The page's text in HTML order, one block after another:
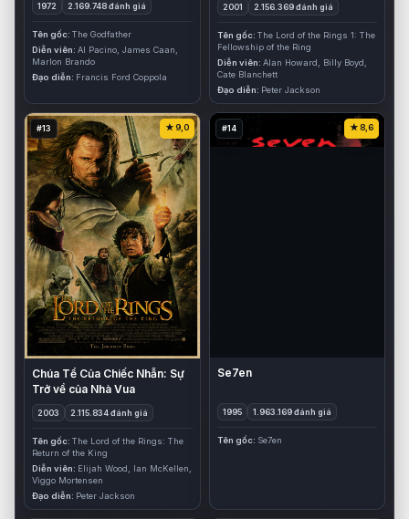
1972 2.169.748 đánh giá
Tên gốc The Godfather
Diễn viên Al Pacino, James Caan,
Marlon Brando
Đạo diễn
Francis Ford Coppola
2001 2.156.369 đánh giá
Tên gốc The Lord of the Rings 1: The
Fellowship of the Ring
Diễn viên Alan Howard, Billy Boyd,
Cate Blanchett
Đạo diễn
Peter Jackson
#13 9,0
Chúa Tể Của Chiếc Nhẫn: Sự
Trở về của Nhà Vua
2003 2.115.834 đánh giá
Tên gốc The Lord of the Rings: The
Return of the King
Diễn viên
Elijah Wood, Ian McKellen,
Viggo Mortensen
Đạo diễn
Peter Jackson
#14 8,6
Se7en
1995 1.963.169 đánh giá
Tên gốc Se7en